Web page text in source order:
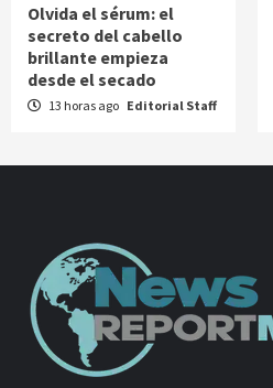
Olvida el sérum: el
secreto del cabello
brillante empieza
desde el secado
13 horas ago Editorial Staff